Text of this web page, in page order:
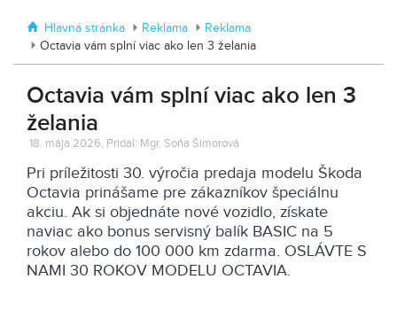
Hlavná stránka Reklama
Reklama
Octavia vám splní viac ako len 3 želania
Octavia vám splní viac ako len 3
želania
18. mája 2026, Pridal: Mgr. Soňa Šimorová
Pri príležitosti 30. výročia predaja modelu Škoda
Octavia prinášame pre zákazníkov špeciálnu
akciu. Ak si objednáte nové vozidlo, získate
naviac ako bonus servisný balík BASIC na 5
rokov alebo do 100 000 km zdarma. OSLÁVTE S
NAMI 30 ROKOV MODELU OCTAVIA.